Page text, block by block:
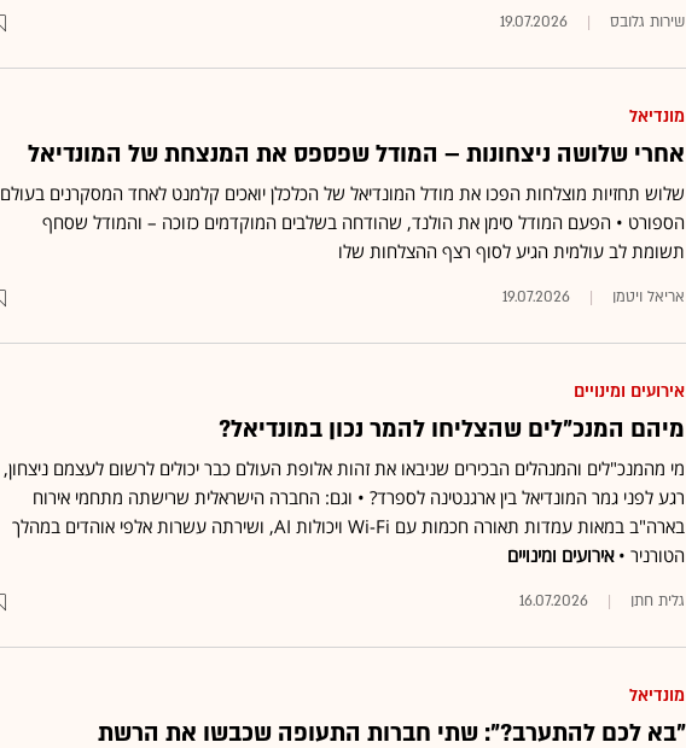
שירות גלובס 19.07.2026
מונדיאל
אחרי שלושה ניצחונות – המודל שפספס את המנצחת של המונדיאל
שלוש תחזיות מוצלחות הפכו את מודל המונדיאל של הכלכלן יואכים קלמנט לאחד המסקרנים בעולם
הספורט • הפעם המודל סימן את הולנד, שהודחה בשלבים המוקדמים כזוכה – והמודל שסחף
תשומת לב עולמית הגיע לסוף רצף ההצלחות שלו
אריאל ויטמן 19.07.2026
אירועים ומינויים
מיהם המנכ"לים שהצליחו להמר נכון במונדיאל?
מי מהמנכ"לים והמנהלים הבכירים שניבאו את זהות אלופת העולם כבר יכולים לרשום לעצמם ניצחון,
רגע לפני גמר המונדיאל בין ארגנטינה לספרד? • וגם: החברה הישראלית שרישתה מתחמי אירוח
בארה"ב במאות עמדות תאורה חכמות עם Wi-Fi ויכולות AI, ושירתה עשרות אלפי אוהדים במהלך
הטורניר •אירועים ומינויים
גלית חתן 16.07.2026
מונדיאל
"בא לכם להתערב?": שתי חברות התעופה שכבשו את הרשת